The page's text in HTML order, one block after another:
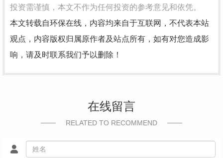
投资需谨慎，本文不作为任何投资的参考意见和依凭。
本文转载自环保在线，内容均来自于互联网，不代表本站
观点，内容版权归属原作者及站点所有，如有对您造成影
响，请及时联系我们予以删除！
在线留言
RELATED TO RECOMMEND